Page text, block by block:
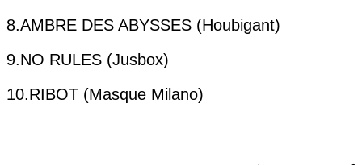
8.AMBRE DES ABYSSES (Houbigant)
9.NO RULES (Jusbox)
10.RIBOT (Masque Milano)